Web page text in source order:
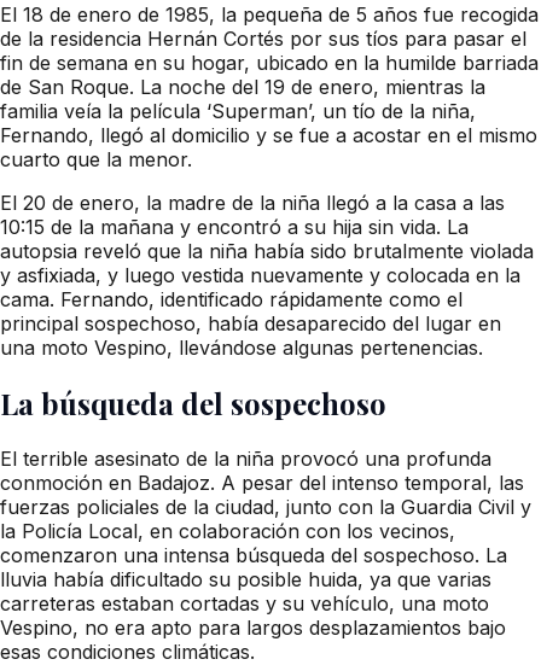
El 18 de enero de 1985, la pequeña de 5 años fue recogida
de la residencia Hernán Cortés por sus tíos para pasar el
fin de semana en su hogar, ubicado en la humilde barriada
de San Roque. La noche del 19 de enero, mientras la
familia veía la película ‘Superman’, un tío de la niña,
Fernando, llegó al domicilio y se fue a acostar en el mismo
cuarto que la menor.
El 20 de enero, la madre de la niña llegó a la casa a las
10:15 de la mañana y encontró a su hija sin vida. La
autopsia reveló que la niña había sido brutalmente violada
y asfixiada, y luego vestida nuevamente y colocada en la
cama. Fernando, identificado rápidamente como el
principal sospechoso, había desaparecido del lugar en
una moto Vespino, llevándose algunas pertenencias.
La búsqueda del sospechoso
El terrible asesinato de la niña provocó una profunda
conmoción en Badajoz. A pesar del intenso temporal, las
fuerzas policiales de la ciudad, junto con la Guardia Civil y
la Policía Local, en colaboración con los vecinos,
comenzaron una intensa búsqueda del sospechoso. La
lluvia había dificultado su posible huida, ya que varias
carreteras estaban cortadas y su vehículo, una moto
Vespino, no era apto para largos desplazamientos bajo
esas condiciones climáticas.